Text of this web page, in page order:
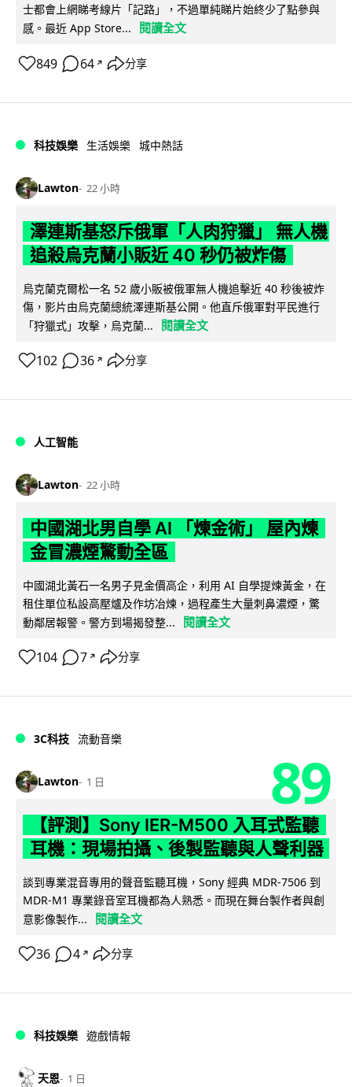
士都會上網睇考線片「記路」，不過單純睇片始終少了點參與
感。最近 App Store...
閱讀全文
849 64 ↗ 分享
科技娛樂 生活娛樂 城中熱話
Lawton 22 小時
澤連斯基怒斥俄軍「人肉狩獵」 無人機
追殺烏克蘭小販近 40 秒仍被炸傷
烏克蘭克爾松一名 52 歲小販被俄軍無人機追擊近 40 秒後被炸
傷，影片由烏克蘭總統澤連斯基公開。他直斥俄軍對平民進行
「狩獵式」攻擊，烏克蘭...
閱讀全文
102 36 ↗ 分享
人工智能
Lawton 22 小時
中國湖北男自學 AI 「煉金術」 屋內煉
金冒濃煙驚動全區
中國湖北黃石一名男子見金價高企，利用 AI 自學提煉黃金，在
租住單位私設高壓爐及作坊冶煉，過程產生大量刺鼻濃煙，驚
動鄰居報警。警方到場揭發整...
閱讀全文
104 7 ↗ 分享
3C科技 流動音樂
Lawton 1 日 89
【評測】Sony IER-M500 入耳式監聽
耳機：現場拍攝、後製監聽與人聲利器
談到專業混音專用的聲音監聽耳機，Sony 經典 MDR-7506 到
MDR-M1 專業錄音室耳機都為人熟悉。而現在舞台製作者與創
意影像製作...
閱讀全文
36 4 ↗ 分享
科技娛樂 遊戲情報
天恩 1 日